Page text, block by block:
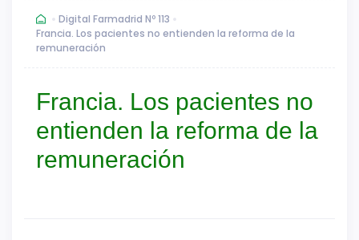
Digital Farmadrid Nº 113
Francia. Los pacientes no entienden la reforma de la
remuneración
Francia. Los pacientes no
entienden la reforma de la
remuneración